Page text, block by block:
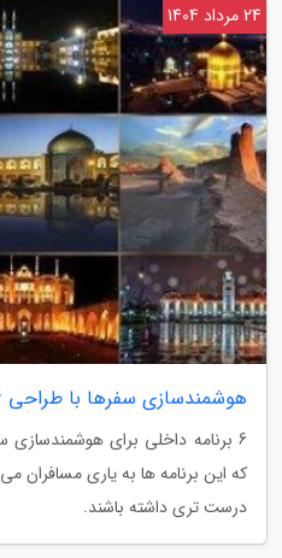
هوشمندسازی سفرها با طراحی 6 برنامه داخلی
6 برنامه داخلی برای
که این برنامه ها به یاری مسافران
درست تری داشته باشند.
24 مرداد 1404